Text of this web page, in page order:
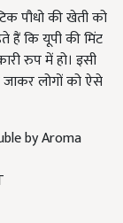
पौधो की खेती को
हैं कि यूपी की मिंट
रुप में हो। इसी
जाकर लोगों को ऐसे
by Aroma